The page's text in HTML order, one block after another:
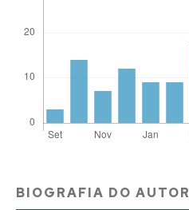
BIOGRAFIA DO AUTOR